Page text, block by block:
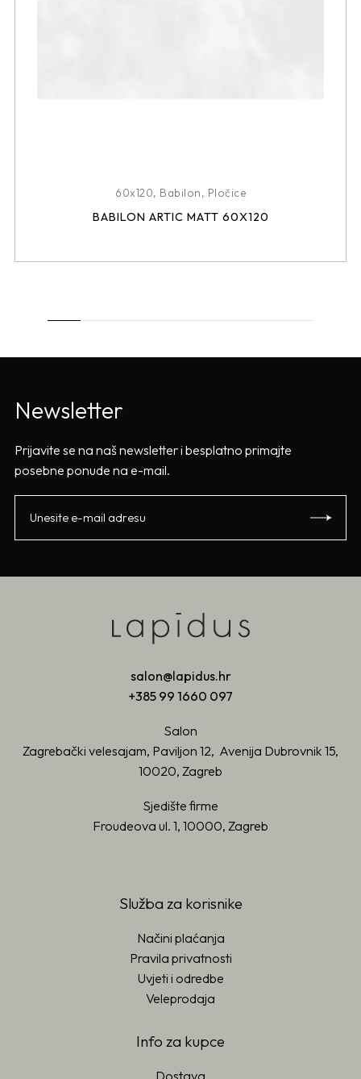
60x120, Babilon, Pločice
BABILON ARTIC MATT 60X120
Newsletter
Prijavite se na naš newsletter i besplatno primajte
posebne ponude na e-mail.
salon@lapidus.hr
+385 99 1660 097
Salon
Zagrebački velesajam, Paviljon 12, Avenija Dubrovnik 15,
10020, Zagreb
Sjedište firme
Froudeova ul. 1, 10000, Zagreb
Služba za korisnike
Načini plaćanja
Pravila privatnosti
Uvjeti i odredbe
Veleprodaja
Info za kupce
Dostava